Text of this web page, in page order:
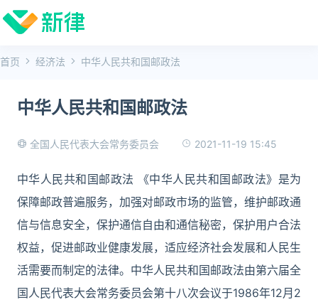
首页 经济法 中华人民共和国邮政法
中华人民共和国邮政法
全国人民代表大会常务委员会 2021-11-19 15:45
中华人民共和国邮政法 《中华人民共和国邮政法》是为
保障邮政普遍服务，加强对邮政市场的监管，维护邮政通
信与信息安全，保护通信自由和通信秘密，保护用户合法
权益，促进邮政业健康发展，适应经济社会发展和人民生
活需要而制定的法律。中华人民共和国邮政法由第六届全
国人民代表大会常务委员会第十八次会议于1986年12月2